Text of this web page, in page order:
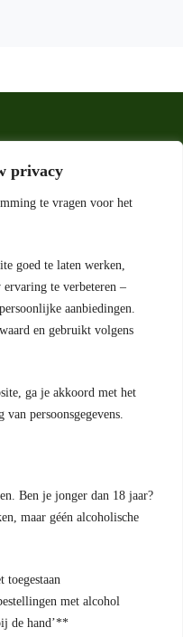
privacy
te vragen voor het
goed te laten werken,
te verbeteren –
aanbiedingen.
en gebruikt volgens
ga je akkoord met het
persoonsgegevens.
Ben je jonger dan 18 jaar?
maar géén alcoholische
toegestaan
met alcohol
de hand’**
voert de bezorger